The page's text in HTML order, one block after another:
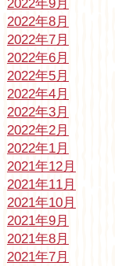
2022年9月
2022年8月
2022年7月
2022年6月
2022年5月
2022年4月
2022年3月
2022年2月
2022年1月
2021年12月
2021年11月
2021年10月
2021年9月
2021年8月
2021年7月